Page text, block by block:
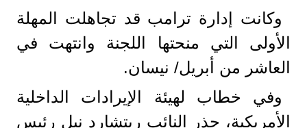
وكانت إدارة ترامب قد تجاهلت المهلة
الأولى التي منحتها اللجنة وانتهت في
العاشر من أبريل/ نيسان.
وفي خطاب لهيئة الإيرادات الداخلية
الأمريكية، حذر النائب ريتشارد نيل رئيس